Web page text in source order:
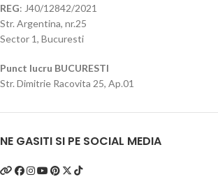
REG: J40/12842/2021
Str. Argentina, nr.25
Sector 1, Bucuresti
Punct lucru BUCURESTI
Str. Dimitrie Racovita 25, Ap.01
NE GASITI SI PE SOCIAL MEDIA